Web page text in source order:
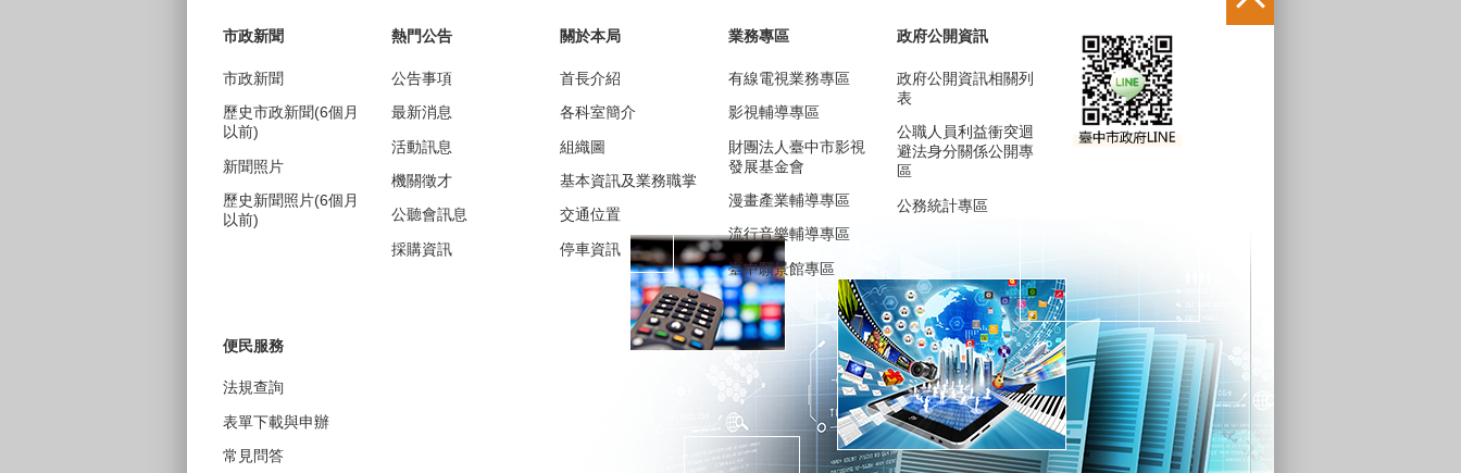
市政新聞
市政新聞
歷史市政新聞(6個月
以前)
新聞照片
歷史新聞照片(6個月
以前)
熱門公告
公告事項
最新消息
活動訊息
機關徵才
公聽會訊息
採購資訊
關於本局
首長介紹
各科室簡介
組織圖
基本資訊及業務職掌
交通位置
停車資訊
業務專區
有線電視業務專區
影視輔導專區
財團法人臺中市影視
發展基金會
漫畫產業輔導專區
流行音樂輔導專區
臺中願景館專區
政府公開資訊
政府公開資訊相關列
表
公職人員利益衝突迴
避法身分關係公開專
區
公務統計專區
便民服務
法規查詢
表單下載與申辦
常見問答